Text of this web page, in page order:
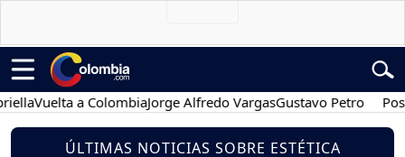
a ColombiaJorge Alfredo VargasGustavo Petro
ÚLTIMAS NOTICIAS SOBRE ESTÉTICA